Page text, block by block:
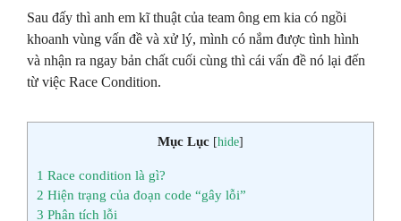
Sau đấy thì anh em kĩ thuật của team ông em kia có ngồi
khoanh vùng vấn đề và xử lý, mình có nắm được tình hình
và nhận ra ngay bản chất cuối cùng thì cái vấn đề nó lại đến
từ việc Race Condition.
Mục Lục [hide]
1 Race condition là gì?
2 Hiện trạng của đoạn code “gây lỗi”
3 Phân tích lỗi